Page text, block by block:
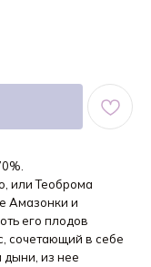
или Теоброма
Амазонки и
его плодов
сочетающий в себе
дыни, из нее